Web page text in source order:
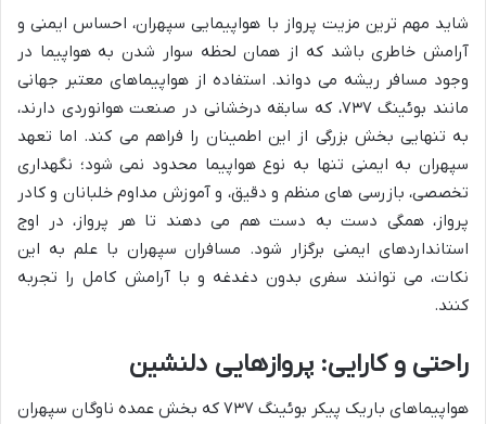
شاید مهم ترین مزیت پرواز با هواپیمایی سپهران، احساس ایمنی و
آرامش خاطری باشد که از همان لحظه سوار شدن به هواپیما در
وجود مسافر ریشه می دواند. استفاده از هواپیماهای معتبر جهانی
مانند بوئینگ ۷۳۷، که سابقه درخشانی در صنعت هوانوردی دارند،
به تنهایی بخش بزرگی از این اطمینان را فراهم می کند. اما تعهد
سپهران به ایمنی تنها به نوع هواپیما محدود نمی شود؛ نگهداری
تخصصی، بازرسی های منظم و دقیق، و آموزش مداوم خلبانان و کادر
پرواز، همگی دست به دست هم می دهند تا هر پرواز، در اوج
استانداردهای ایمنی برگزار شود. مسافران سپهران با علم به این
نکات، می توانند سفری بدون دغدغه و با آرامش کامل را تجربه
کنند.
راحتی و کارایی: پروازهایی دلنشین
هواپیماهای باریک پیکر بوئینگ ۷۳۷ که بخش عمده ناوگان سپهران